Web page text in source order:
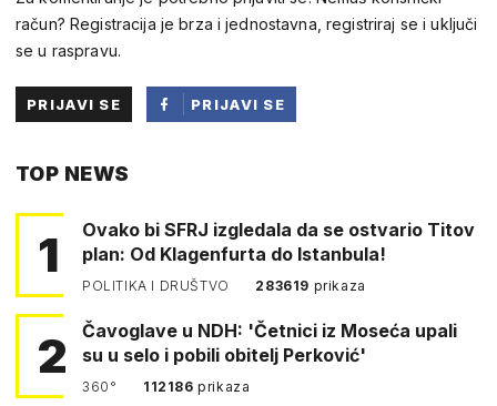
račun? Registracija je brza i jednostavna, registriraj se i uključi
se u raspravu.
PRIJAVI SE
PRIJAVI SE
TOP NEWS
1
Ovako bi SFRJ izgledala da se ostvario Titov
plan: Od Klagenfurta do Istanbula!
POLITIKA I DRUŠTVO 283619 prikaza
2
Čavoglave u NDH: 'Četnici iz Moseća upali
su u selo i pobili obitelj Perković'
360° 112186prikaza